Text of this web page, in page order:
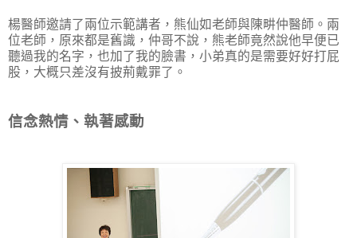
楊醫師邀請了兩位示範講者，熊仙如老師與陳畊仲醫師。兩
位老師，原來都是舊識，仲哥不說，熊老師竟然說他早便已
聽過我的名字，也加了我的臉書，小弟真的是需要好好打屁
股，大概只差沒有披荊戴罪了。
信念熱情、執著感動